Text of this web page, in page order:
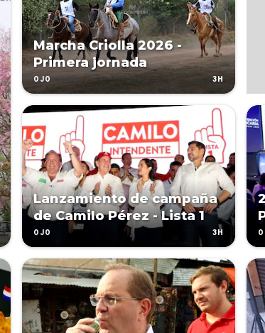
Marcha Criolla 2026 -
Primera jornada
OJO 3H
Lanzamiento de campaña
de Camilo Pérez - Lista 1
OJO 3H